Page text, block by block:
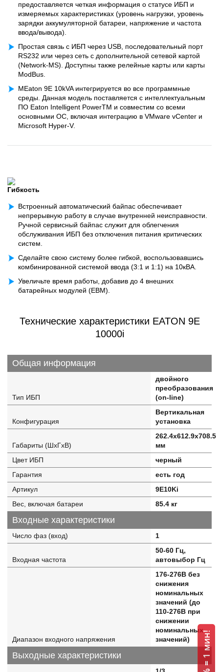
предоставляется четкая информация о статусе ИБП и
измеряемых характеристиках (уровень нагрузки, уровень
зарядки аккумуляторной батареи, напряжение и частота
ввода/вывода).
Простая связь с ИБП через USB, последовательный порт
RS232 или через сеть с дополнительной сетевой картой
(Network-MS). Доступны также релейные карты или карты
ModBus.
МEaton 9E 10kVA интегрируется во все программные
среды. Данная модель поставляется с интеллектуальным
ПО Eaton Intelligent PowerTM и совместим со всеми
основными ОС, включая интеграцию в VMware vCenter и
Microsoft Hyper-V.
Гибкость
Встроенный автоматический байпас обеспечивает
непрерывную работу в случае внутренней неисправности.
Ручной сервисный байпас служит для облегчения
обслуживания ИБП без отключения питания критических
систем.
Сделайте свою систему более гибкой, воспользовавшись
комбинированной системой ввода (3:1 и 1:1) на 10кВА.
Увеличьте время работы, добавив до 4 внешних
батарейных модулей (EBM).
Технические характеристики EATON 9E
10000i
Общая информация
Тип ИБП
двойного
преобразования
(on-line)
Конфигурация
Вертикальная
установка
Габариты (ШхГхВ)
262.4x612.9x708.5
мм
Цвет ИБП
черный
Гарантия
есть год
Артикул
9E10Ki
Вес, включая батареи
85.4 кг
Входные характеристики
Число фаз (вход) 1
Входная частота
50-60 Гц,
автовыбор Гц
Диапазон входного напряжения
176-276В без
снижения
номинальных
значений (до
110-276В при
снижении
номинальных
значений)
Выходные характеристики